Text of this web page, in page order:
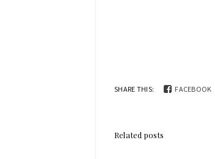
SHARE THIS: FACEBOOK
Related posts